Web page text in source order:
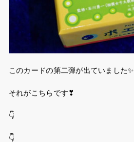
このカードの第二弾が出ていました✨
それがこちらです❣
👇
👇